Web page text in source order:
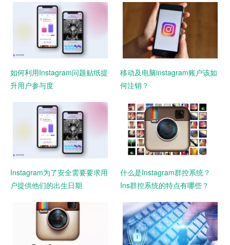
如何利用Instagram问题贴纸提
升用户参与度
移动及电脑instagram账户该如
何注销？
Instagram为了安全需要要求用
户提供他们的出生日期
什么是Instagram群控系统？
Ins群控系统的特点有哪些？